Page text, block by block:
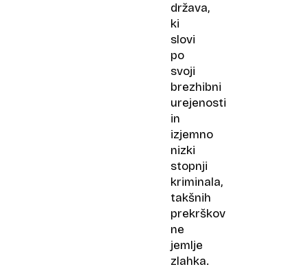
država,
ki
slovi
po
svoji
brezhibni
urejenosti
in
izjemno
nizki
stopnji
kriminala,
takšnih
prekrškov
ne
jemlje
zlahka.